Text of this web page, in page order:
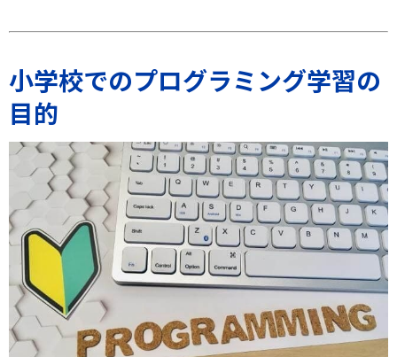
小学校でのプログラミング学習の
目的